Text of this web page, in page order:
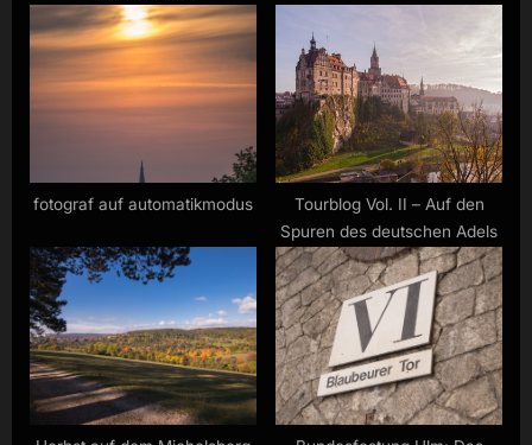
fotograf auf automatikmodus
Tourblog Vol. II – Auf den
Spuren des deutschen Adels